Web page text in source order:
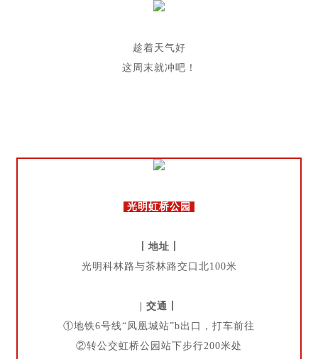
趁着天气好
这周末就冲吧！
光明虹桥公园
丨地址丨
光明科林路与茶林路交口北100米
| 交通丨
①地铁6号线“凤凰城站”b出口，打车前往
②转公交虹桥公园站下步行200米处